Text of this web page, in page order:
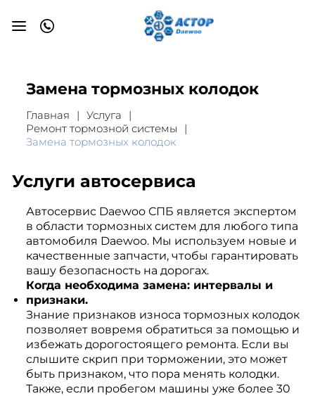
Замена тормозных колодок
Главная
Услуга
Ремонт тормозной системы
Замена тормозных колодок
Услуги автосервиса
Автосервис Daewoo СПБ является экспертом
в области тормозных систем для любого типа
автомобиля Daewoo. Мы используем новые и
качественные запчасти, чтобы гарантировать
вашу безопасность на дорогах.
Когда необходима замена: интервалы и
признаки.
Знание признаков износа тормозных колодок
позволяет вовремя обратиться за помощью и
избежать дорогостоящего ремонта. Если вы
слышите скрип при торможении, это может
быть признаком, что пора менять колодки.
Также, если пробегом машины уже более 30